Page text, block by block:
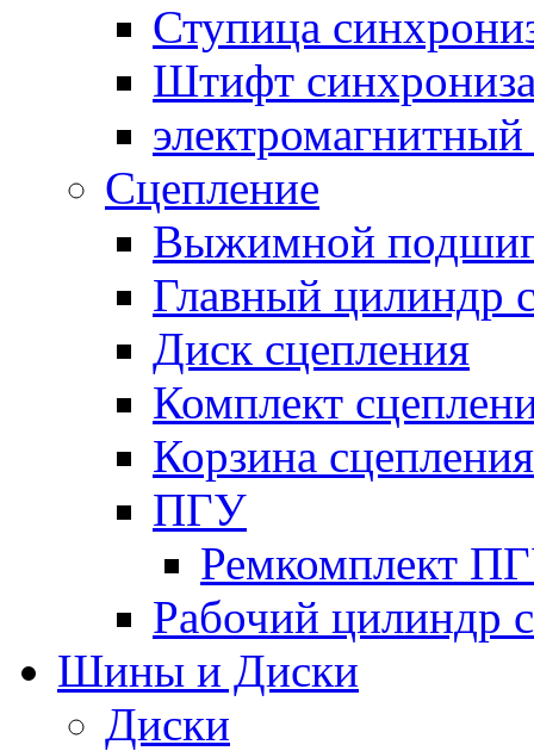
Ступица
Штифт
электромагнитный
Сцепление
Выжимной
Главный цилиндр
Диск сцепления
Комплект
Корзина сцепления
ПГУ
Ремкомплект
Рабочий цилиндр
Шины и Диски
Диски